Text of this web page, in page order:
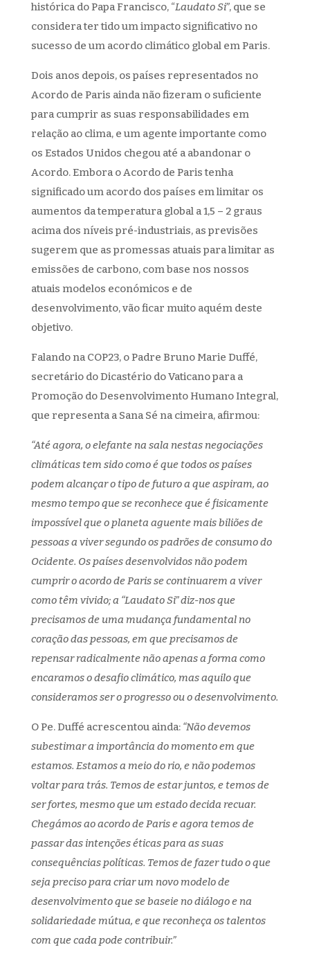
histórica do Papa Francisco, “Laudato Si”, que se
considera ter tido um impacto significativo no
sucesso de um acordo climático global em Paris.
Dois anos depois, os países representados no
Acordo de Paris ainda não fizeram o suficiente
para cumprir as suas responsabilidades em
relação ao clima, e um agente importante como
os Estados Unidos chegou até a abandonar o
Acordo. Embora o Acordo de Paris tenha
significado um acordo dos países em limitar os
aumentos da temperatura global a 1,5 – 2 graus
acima dos níveis pré-industriais, as previsões
sugerem que as promessas atuais para limitar as
emissões de carbono, com base nos nossos
atuais modelos económicos e de
desenvolvimento, vão ficar muito aquém deste
objetivo.
Falando na COP23, o Padre Bruno Marie Duffé,
secretário do Dicastério do Vaticano para a
Promoção do Desenvolvimento Humano Integral,
que representa a Sana Sé na cimeira, afirmou:
“Até agora, o elefante na sala nestas negociações
climáticas tem sido como é que todos os países
podem alcançar o tipo de futuro a que aspiram, ao
mesmo tempo que se reconhece que é fisicamente
impossível que o planeta aguente mais biliões de
pessoas a viver segundo os padrões de consumo do
Ocidente. Os países desenvolvidos não podem
cumprir o acordo de Paris se continuarem a viver
como têm vivido; a “Laudato Si” diz-nos que
precisamos de uma mudança fundamental no
coração das pessoas, em que precisamos de
repensar radicalmente não apenas a forma como
encaramos o desafio climático, mas aquilo que
consideramos ser o progresso ou o desenvolvimento.
O Pe. Duffé acrescentou ainda: “Não devemos
subestimar a importância do momento em que
estamos. Estamos a meio do rio, e não podemos
voltar para trás. Temos de estar juntos, e temos de
ser fortes, mesmo que um estado decida recuar.
Chegámos ao acordo de Paris e agora temos de
passar das intenções éticas para as suas
consequências políticas. Temos de fazer tudo o que
seja preciso para criar um novo modelo de
desenvolvimento que se baseie no diálogo e na
solidariedade mútua, e que reconheça os talentos
com que cada pode contribuir.”